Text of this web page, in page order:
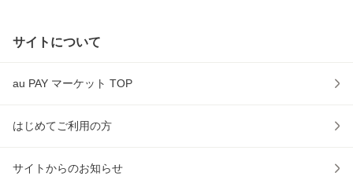
サイトについて
au PAY マーケット TOP
はじめてご利用の方
サイトからのお知らせ